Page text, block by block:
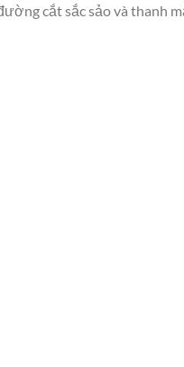
cắt sắc sảo và thanh